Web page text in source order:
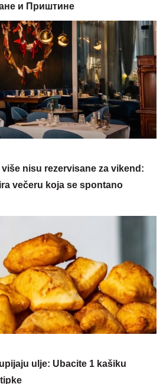
и Приштине
nisu rezervisane za vikend:
večeru koja se spontano
ulje: Ubacite 1 kašiku